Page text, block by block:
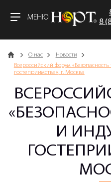
МЕНЮ
8
Главная О нас
Новости
Всероссийский форум
гостеприимства», г. Москва
И